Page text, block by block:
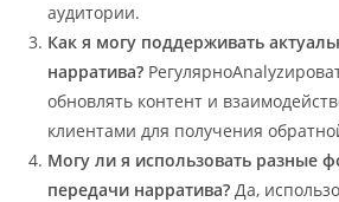
аудитории.
Как я могу поддерживать
нарратива?
обновлять контент и
клиентами для получения
Могу ли я использовать разные
передачи нарратива? Да,